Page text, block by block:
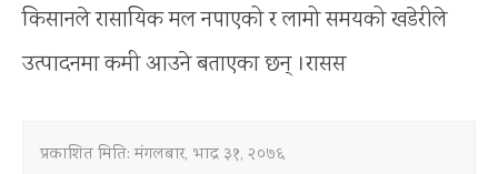
किसानले रासायिक मल नपाएको र लामो समयको खडेरीले
उत्पादनमा कमी आउने बताएका छन् ।रासस
प्रकाशित मिति:मंगलबार, भाद्र ३१, २०७६